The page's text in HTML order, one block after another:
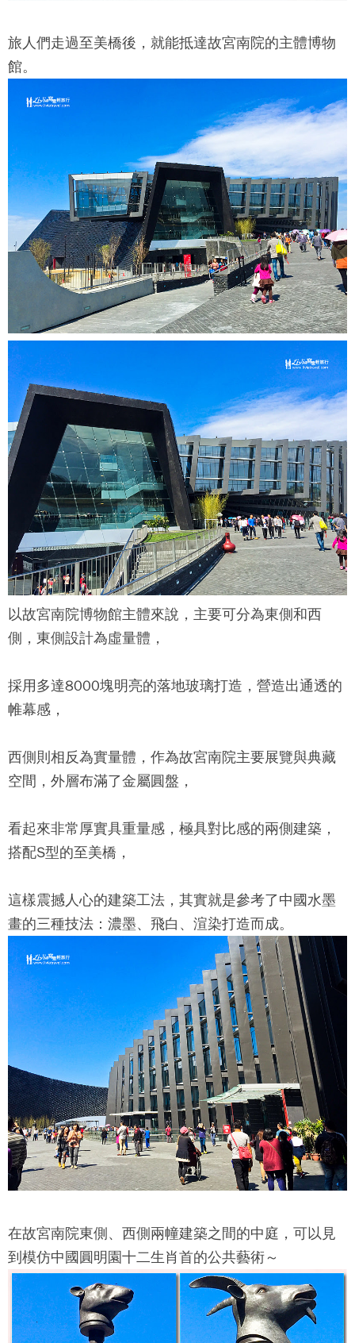
旅人們走過至美橋後，就能抵達故宮南院的主體博物
館。
以故宮南院博物館主體來說，主要可分為東側和西
側，東側設計為虛量體，
採用多達8000塊明亮的落地玻璃打造，營造出通透的
帷幕感，
西側則相反為實量體，作為故宮南院主要展覽與典藏
空間，外層布滿了金屬圓盤，
看起來非常厚實具重量感，極具對比感的兩側建築，
搭配S型的至美橋，
這樣震撼人心的建築工法，其實就是參考了中國水墨
畫的三種技法：濃墨、飛白、渲染打造而成。
在故宮南院東側、西側兩幢建築之間的中庭，可以見
到模仿中國圓明園十二生肖首的公共藝術～